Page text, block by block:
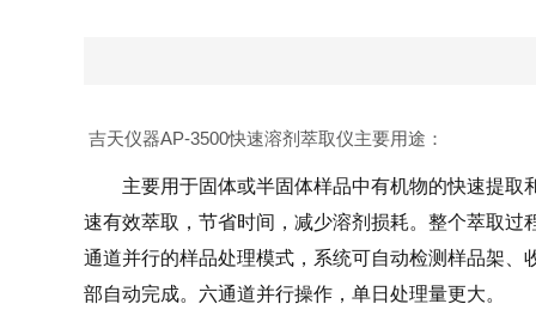
吉天仪器AP-3500快速溶剂萃取仪主要用途：
主要用于固体或半固体样品中有机物的快速提
速有效萃取，节省时间，减少溶剂损耗。整个萃取
通道并行的样品处理模式，系统可自动检测样品架
部自动完成。六通道并行操作，单日处理量更大。